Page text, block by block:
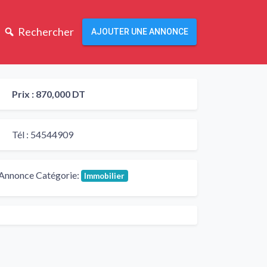
Rechercher AJOUTER UNE ANNONCE
Prix : 870,000 DT
Tél : 54544909
Catégorie: Immobilier